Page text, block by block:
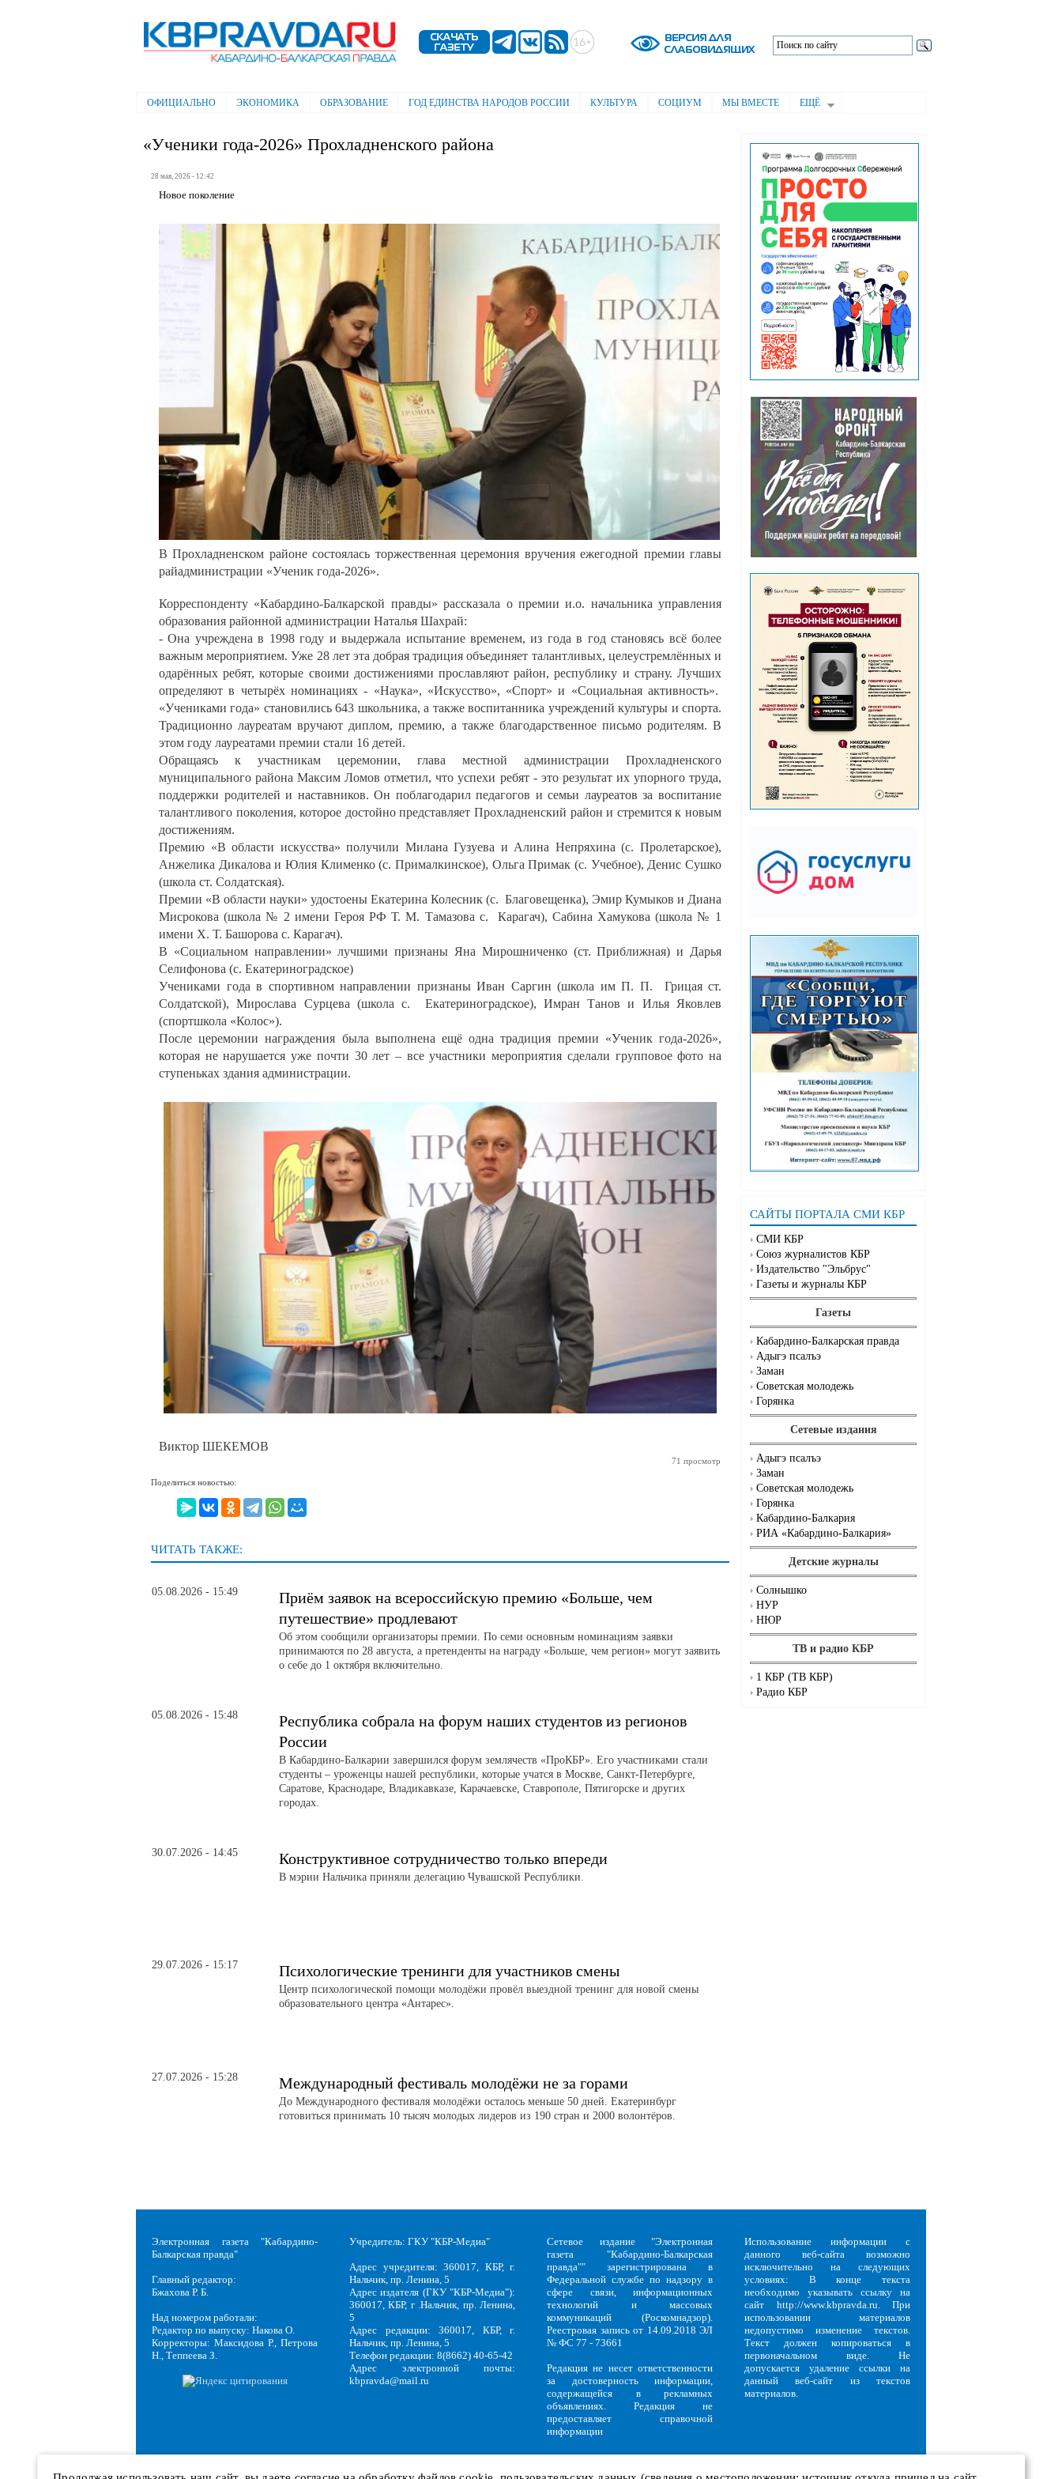
содержанию
Электронная газета "Кабардино-
Балкарская правда"
Главное меню
ОФИЦИАЛЬНО ЭКОНОМИКА ОБРАЗОВАНИЕ ГОД ЕДИНСТВА НАРОДОВ РОССИИ КУЛЬТУРА СОЦИУМ МЫ ВМЕСТЕ ЕЩЁ
САЙТЫ ПОРТАЛА СМИ КБР
СМИ КБР
Союз журналистов КБР
Издательство "Эльбрус"
Газеты и журналы КБР
Газеты
Кабардино-Балкарская правда
Адыгэ псалъэ
Заман
Советская молодежь
Горянка
Сетевые издания
Адыгэ псалъэ
Заман
Советская молодежь
Горянка
Кабардино-Балкария
РИА «Кабардино-Балкария»
Детские журналы
Солнышко
НУР
НЮР
ТВ и радио КБР
1 КБР (ТВ КБР)
Радио КБР
«Ученики года-2026» Прохладненского района
28 мая, 2026 - 12:42
Новое поколение
В Прохладненском районе состоялась торжественная церемония вручения ежегодной премии главы
райадминистрации «Ученик года-2026».
Корреспонденту «Кабардино-Балкарской правды» рассказала о премии и.о. начальника управления
образования районной администрации Наталья Шахрай:
- Она учреждена в 1998 году и выдержала испытание временем, из года в год становясь всё более
важным мероприятием. Уже 28 лет эта добрая традиция объединяет талантливых, целеустремлённых и
одарённых ребят, которые своими достижениями прославляют район, республику и страну. Лучших
определяют в четырёх номинациях - «Наука», «Искусство», «Спорт» и «Социальная активность».
«Учениками года» становились 643 школьника, а также воспитанника учреждений культуры и спорта.
Традиционно лауреатам вручают диплом, премию, а также благодарственное письмо родителям. В
этом году лауреатами премии стали 16 детей.
Обращаясь к участникам церемонии, глава местной администрации Прохладненского
муниципального района Максим Ломов отметил, что успехи ребят - это результат их упорного труда,
поддержки родителей и наставников. Он поблагодарил педагогов и семьи лауреатов за воспитание
талантливого поколения, которое достойно представляет Прохладненский район и стремится к новым
достижениям.
Премию «В области искусства» получили Милана Гузуева и Алина Непряхина (с. Пролетарское),
Анжелика Дикалова и Юлия Клименко (с. Прималкинское), Ольга Примак (с. Учебное), Денис Сушко
(школа ст. Солдатская).
Премии «В области науки» удостоены Екатерина Колесник (с. Благовещенка), Эмир Кумыков и Диана
Мисрокова (школа № 2 имени Героя РФ Т. М. Тамазова с. Карагач), Сабина Хамукова (школа № 1
имени Х. Т. Башорова с. Карагач).
В «Социальном направлении» лучшими признаны Яна Мирошниченко (ст. Приближная) и Дарья
Селифонова (с. Екатериноградское)
Учениками года в спортивном направлении признаны Иван Саргин (школа им П. П. Грицая ст.
Солдатской), Мирослава Сурцева (школа с. Екатериноградское), Имран Танов и Илья Яковлев
(спортшкола «Колос»).
После церемонии награждения была выполнена ещё одна традиция премии «Ученик года-2026»,
которая не нарушается уже почти 30 лет – все участники мероприятия сделали групповое фото на
ступеньках здания администрации.
Виктор ШЕКЕМОВ
71 просмотр
Поделиться новостью:
ЧИТАТЬ ТАКЖЕ:
05.08.2026 - 15:49
Приём заявок на всероссийскую премию «Больше, чем
путешествие» продлевают
Об этом сообщили организаторы премии. По семи основным номинациям заявки
принимаются по 28 августа, а претенденты на награду «Больше, чем регион» могут заявить
о себе до 1 октября включительно.
05.08.2026 - 15:48
Республика собрала на форум наших студентов из регионов
России
В Кабардино-Балкарии завершился форум землячеств «ПроКБР». Его участниками стали
студенты – уроженцы нашей республики, которые учатся в Москве, Санкт-Петербурге,
Саратове, Краснодаре, Владикавказе, Карачаевске, Ставрополе, Пятигорске и других
городах.
30.07.2026 - 14:45 Конструктивное сотрудничество только впереди
В мэрии Нальчика приняли делегацию Чувашской Республики.
29.07.2026 - 15:17 Психологические тренинги для участников смены
Центр психологической помощи молодёжи провёл выездной тренинг для новой смены
образовательного центра «Антарес».
27.07.2026 - 15:28 Международный фестиваль молодёжи не за горами
До Международного фестиваля молодёжи осталось меньше 50 дней. Екатеринбург
готовиться принимать 10 тысяч молодых лидеров из 190 стран и 2000 волонтёров.
Электронная газета "Кабардино-
Балкарская правда"
Главный редактор:
Бжахова Р. Б.
Над номером работали:
Редактор по выпуску: Накова О.
Корректоры: Максидова Р., Петрова
Н., Теппеева З.
Учредитель: ГКУ "КБР-Медиа"
Адрес учредителя: 360017, КБР, г.
Нальчик, пр. Ленина, 5
Адрес издателя (ГКУ "КБР-Медиа"):
360017, КБР, г .Нальчик, пр. Ленина,
5
Адрес редакции: 360017, КБР, г.
Нальчик, пр. Ленина, 5
Телефон редакции: 8(8662) 40-65-42
Адрес электронной почты:
kbpravda@mail.ru
Сетевое издание "Электронная
газета "Кабардино-Балкарская
правда"" зарегистрирована в
Федеральной службе по надзору в
сфере связи, информационных
технологий и массовых
коммуникаций (Роскомнадзор).
Реестровая запись от 14.09.2018 ЭЛ
№ ФС 77 - 73661
Редакция не несет ответственности
за достоверность информации,
содержащейся в рекламных
объявлениях. Редакция не
предоставляет справочной
информации
Использование информации с
данного веб-сайта возможно
исключительно на следующих
условиях: В конце текста
необходимо указывать ссылку на
сайт http://www.kbpravda.ru. При
использовании материалов
недопустимо изменение текстов.
Текст должен копироваться в
первоначальном виде. Не
допускается удаление ссылки на
данный веб-сайт из текстов
материалов.